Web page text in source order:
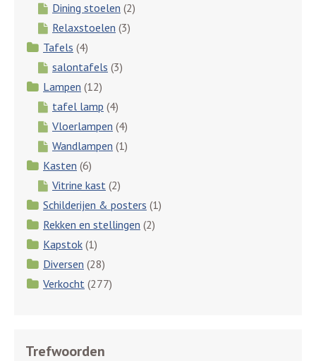
Dining stoelen (2)
Relaxstoelen (3)
Tafels (4)
salontafels (3)
Lampen (12)
tafel lamp (4)
Vloerlampen (4)
Wandlampen (1)
Kasten (6)
Vitrine kast (2)
Schilderijen & posters (1)
Rekken en stellingen (2)
Kapstok (1)
Diversen (28)
Verkocht (277)
Trefwoorden